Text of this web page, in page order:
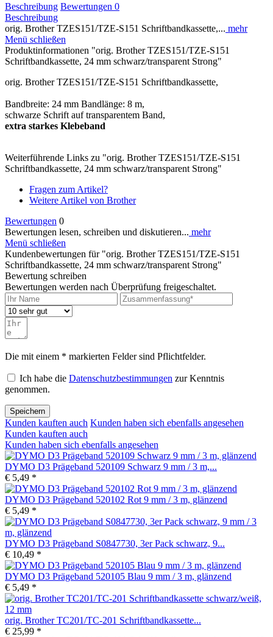
Beschreibung Bewertungen 0
Beschreibung
orig. Brother TZES151/TZE-S151 Schriftbandkassette,... mehr
Menü schließen
Produktinformationen "orig. Brother TZES151/TZE-S151
Schriftbandkassette, 24 mm schwarz/transparent Strong"
orig. Brother TZES151/TZE-S151 Schriftbandkassette,
Bandbreite: 24 mm Bandlänge: 8 m,
schwarze Schrift auf transparentem Band,
extra starkes Klebeband
Weiterführende Links zu "orig. Brother TZES151/TZE-S151
Schriftbandkassette, 24 mm schwarz/transparent Strong"
Fragen zum Artikel?
Weitere Artikel von Brother
Bewertungen 0
Bewertungen lesen, schreiben und diskutieren... mehr
Menü schließen
Kundenbewertungen für "orig. Brother TZES151/TZE-S151
Schriftbandkassette, 24 mm schwarz/transparent Strong"
Bewertung schreiben
Bewertungen werden nach Überprüfung freigeschaltet.
Die mit einem * markierten Felder sind Pflichtfelder.
Ich habe die Datenschutzbestimmungen zur Kenntnis
genommen.
Speichern
Kunden kauften auch Kunden haben sich ebenfalls angesehen
Kunden kauften auch
Kunden haben sich ebenfalls angesehen
DYMO D3 Prägeband 520109 Schwarz 9 mm / 3 m,...
€ 5,49 *
DYMO D3 Prägeband 520102 Rot 9 mm / 3 m, glänzend
€ 5,49 *
DYMO D3 Prägeband S0847730, 3er Pack schwarz, 9...
€ 10,49 *
DYMO D3 Prägeband 520105 Blau 9 mm / 3 m, glänzend
€ 5,49 *
orig. Brother TC201/TC-201 Schriftbandkassette...
€ 25,99 *